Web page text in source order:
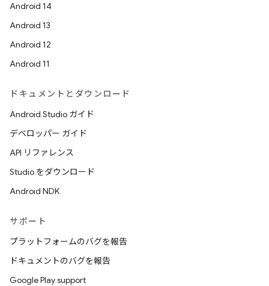
Android 14
Android 13
Android 12
Android 11
ドキュメントとダウンロード
Android Studio ガイド
デベロッパー ガイド
API リファレンス
Studio をダウンロード
Android NDK
サポート
プラットフォームのバグを報告
ドキュメントのバグを報告
Google Play support